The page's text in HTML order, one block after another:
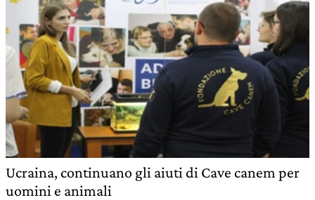
Ucraina, continuano gli aiuti di Cave canem per
uomini e animali